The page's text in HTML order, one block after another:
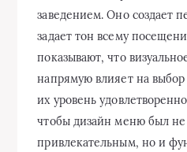
заведением. Оно создает
задает тон всему
показывают, что
напрямую влияет на
их уровень
чтобы дизайн меню был не
привлекательным, но и